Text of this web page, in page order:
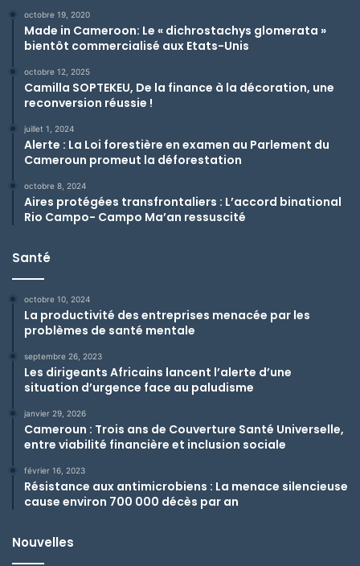
octobre 19, 2020
Made in Cameroon: Le « dichrostachys glomerata »
bientôt commercialisé aux Etats-Unis
octobre 12, 2025
Camilla SOPTEKEU, De la finance à la décoration, une
reconversion réussie !
juillet 1, 2024
Alerte : La Loi forestière en examen au Parlement du
Cameroun promeut la déforestation
octobre 8, 2024
Aires protégées transfrontaliers : L’accord binational
Rio Campo- Campo Ma’an ressuscité
Santé
octobre 10, 2024
La productivité des entreprises menacée par les
problèmes de santé mentale
septembre 26, 2023
Les dirigeants Africains lancent l’alerte d’une
situation d’urgence face au paludisme
janvier 29, 2026
Cameroun : Trois ans de Couverture Santé Universelle,
entre viabilité financière et inclusion sociale
février 16, 2023
Résistance aux antimicrobiens : La menace silencieuse
cause environ 700 000 décès par an
Nouvelles